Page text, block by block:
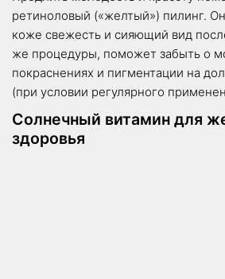
ретиноловый («желтый») пилинг.
коже свежесть и сияющий вид
же процедуры, поможет забыть о
покраснениях и пигментации на
(при условии регулярного
Солнечный витамин для
здоровья